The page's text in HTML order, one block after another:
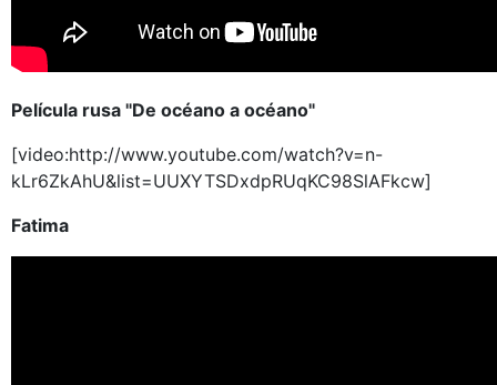
Película rusa "De océano a océano"
[video:http://www.youtube.com/watch?v=n-
kLr6ZkAhU&list=UUXYTSDxdpRUqKC98SlAFkcw]
Fatima